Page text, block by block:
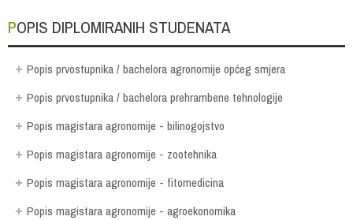
POPIS DIPLOMIRANIH STUDENATA
Popis prvostupnika / bachelora agronomije općeg smjera
Popis prvostupnika / bachelora prehrambene tehnologije
Popis magistara agronomije - bilinogojstvo
Popis magistara agronomije - zootehnika
Popis magistara agronomije - fitomedicina
Popis magistara agronomije - agroekonomika